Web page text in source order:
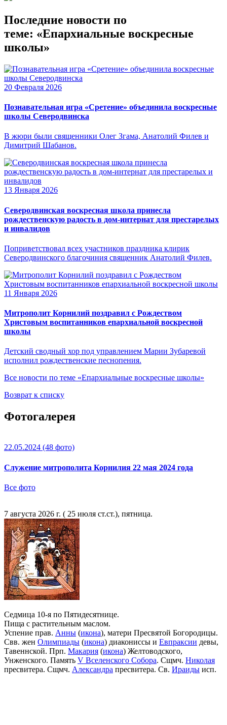
Последние новости по
теме: «Епархиальные воскресные
школы»
20 Февраля 2026
Познавательная игра «Сретение» объединила воскресные
школы Северодвинска
В жюри были священники Олег Згама, Анатолий Филев и
Димитрий Шабанов.
13 Января 2026
Северодвинская воскресная школа принесла
рождественскую радость в дом-интернат для престарелых
и инвалидов
Поприветствовал всех участников праздника клирик
Северодвинского благочиния священник Анатолий Филев.
11 Января 2026
Митрополит Корнилий поздравил с Рождеством
Христовым воспитанников епархиальной воскресной
школы
Детский сводный хор под управлением Марии Зубаревой
исполнил рождественские песнопения.
Все новости по теме «Епархиальные воскресные школы»
Возврат к списку
Фотогалерея
22.05.2024 (48 фото)
Служение митрополита Корнилия 22 мая 2024 года
Все фото
7 августа 2026 г. ( 25 июля ст.ст.), пятница.
Седмица 10-я по Пятидесятнице.
Пища с растительным маслом.
Успение прав. Анны (икона), матери Пресвятой Богородицы.
Свв. жен Олимпиады (икона) диакониссы и Евпраксии девы,
Тавеннской. Прп. Макария (икона) Желтоводского,
Унженского. Память V Вселенского Собора. Сщмч. Николая
пресвитера. Сщмч. Александра пресвитера. Св. Ираиды исп.